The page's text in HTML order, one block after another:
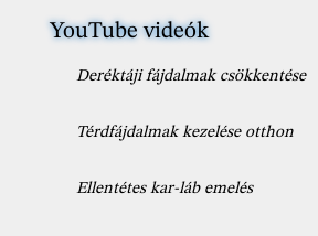
YouTube videók
Deréktáji fájdalmak csökkentése
Térdfájdalmak kezelése otthon
Ellentétes kar-láb emelés